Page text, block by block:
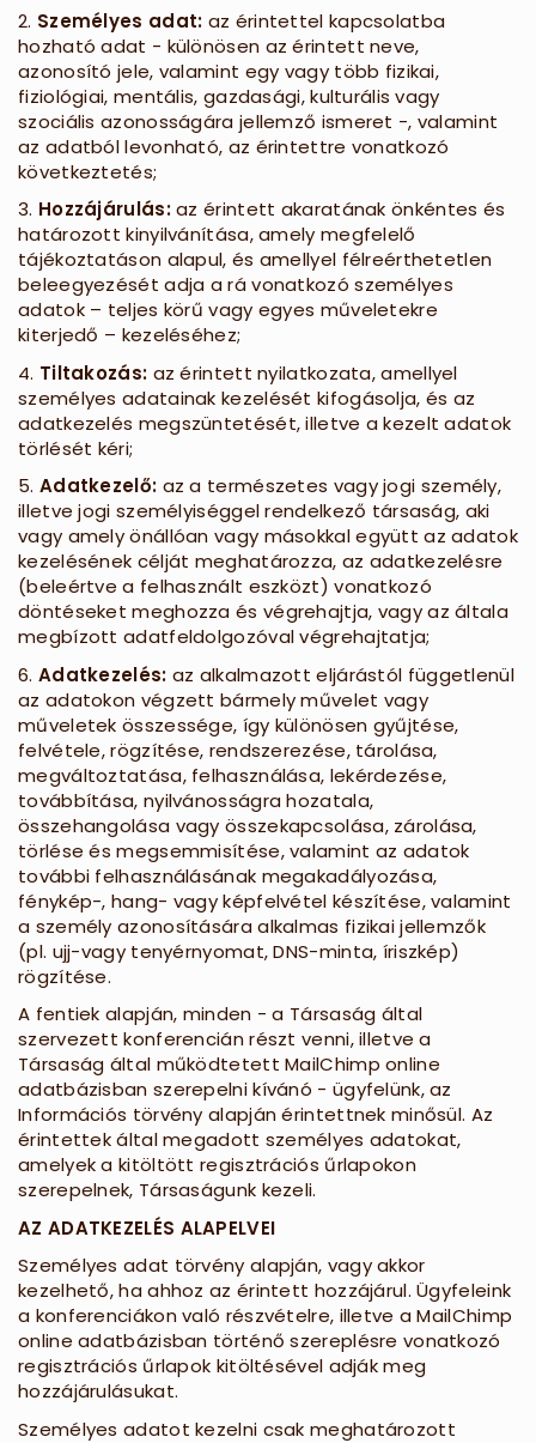
2. Személyes adat: az érintettel kapcsolatba
hozható adat - különösen az érintett neve,
azonosító jele, valamint egy vagy több fizikai,
fiziológiai, mentális, gazdasági, kulturális vagy
szociális azonosságára jellemző ismeret -, valamint
az adatból levonható, az érintettre vonatkozó
következtetés;
3. Hozzájárulás:az érintett akaratának önkéntes és
határozott kinyilvánítása, amely megfelelő
tájékoztatáson alapul, és amellyel félreérthetetlen
beleegyezését adja a rá vonatkozó személyes
adatok – teljes körű vagy egyes műveletekre
kiterjedő – kezeléséhez;
4. Tiltakozás: az érintett nyilatkozata, amellyel
személyes adatainak kezelését kifogásolja, és az
adatkezelés megszüntetését, illetve a kezelt adatok
törlését kéri;
5. Adatkezelő: az a természetes vagy jogi személy,
illetve jogi személyiséggel rendelkező társaság, aki
vagy amely önállóan vagy másokkal együtt az adatok
kezelésének célját meghatározza, az adatkezelésre
(beleértve a felhasznált eszközt) vonatkozó
döntéseket meghozza és végrehajtja, vagy az általa
megbízott adatfeldolgozóval végrehajtatja;
6. Adatkezelés: az alkalmazott eljárástól függetlenül
az adatokon végzett bármely művelet vagy
műveletek összessége, így különösen gyűjtése,
felvétele, rögzítése, rendszerezése, tárolása,
megváltoztatása, felhasználása, lekérdezése,
továbbítása, nyilvánosságra hozatala,
összehangolása vagy összekapcsolása, zárolása,
törlése és megsemmisítése, valamint az adatok
további felhasználásának megakadályozása,
fénykép-, hang- vagy képfelvétel készítése, valamint
a személy azonosítására alkalmas fizikai jellemzők
(pl. ujj-vagy tenyérnyomat, DNS-minta, íriszkép)
rögzítése.
A fentiek alapján, minden - a Társaság által
szervezett konferencián részt venni, illetve a
Társaság által működtetett MailChimp online
adatbázisban szerepelni kívánó - ügyfelünk, az
Információs törvény alapján érintettnek minősül. Az
érintettek által megadott személyes adatokat,
amelyek a kitöltött regisztrációs űrlapokon
szerepelnek, Társaságunk kezeli.
AZ ADATKEZELÉS ALAPELVEI
Személyes adat törvény alapján, vagy akkor
kezelhető, ha ahhoz az érintett hozzájárul. Ügyfeleink
a konferenciákon való részvételre, illetve a MailChimp
online adatbázisban történő szereplésre vonatkozó
regisztrációs űrlapok kitöltésével adják meg
hozzájárulásukat.
Személyes adatot kezelni csak meghatározott